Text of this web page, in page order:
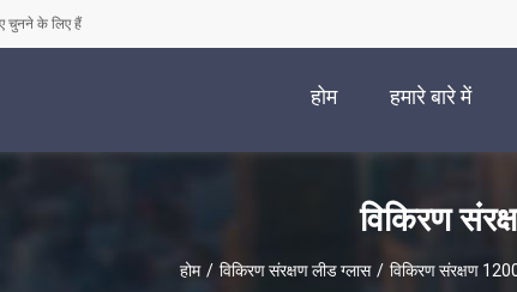
चुनने के लिए हैं
होम हमारे बारे में
विकिरण
होम / विकिरण संरक्षण लीड ग्लास / विकिरण संरक्षण